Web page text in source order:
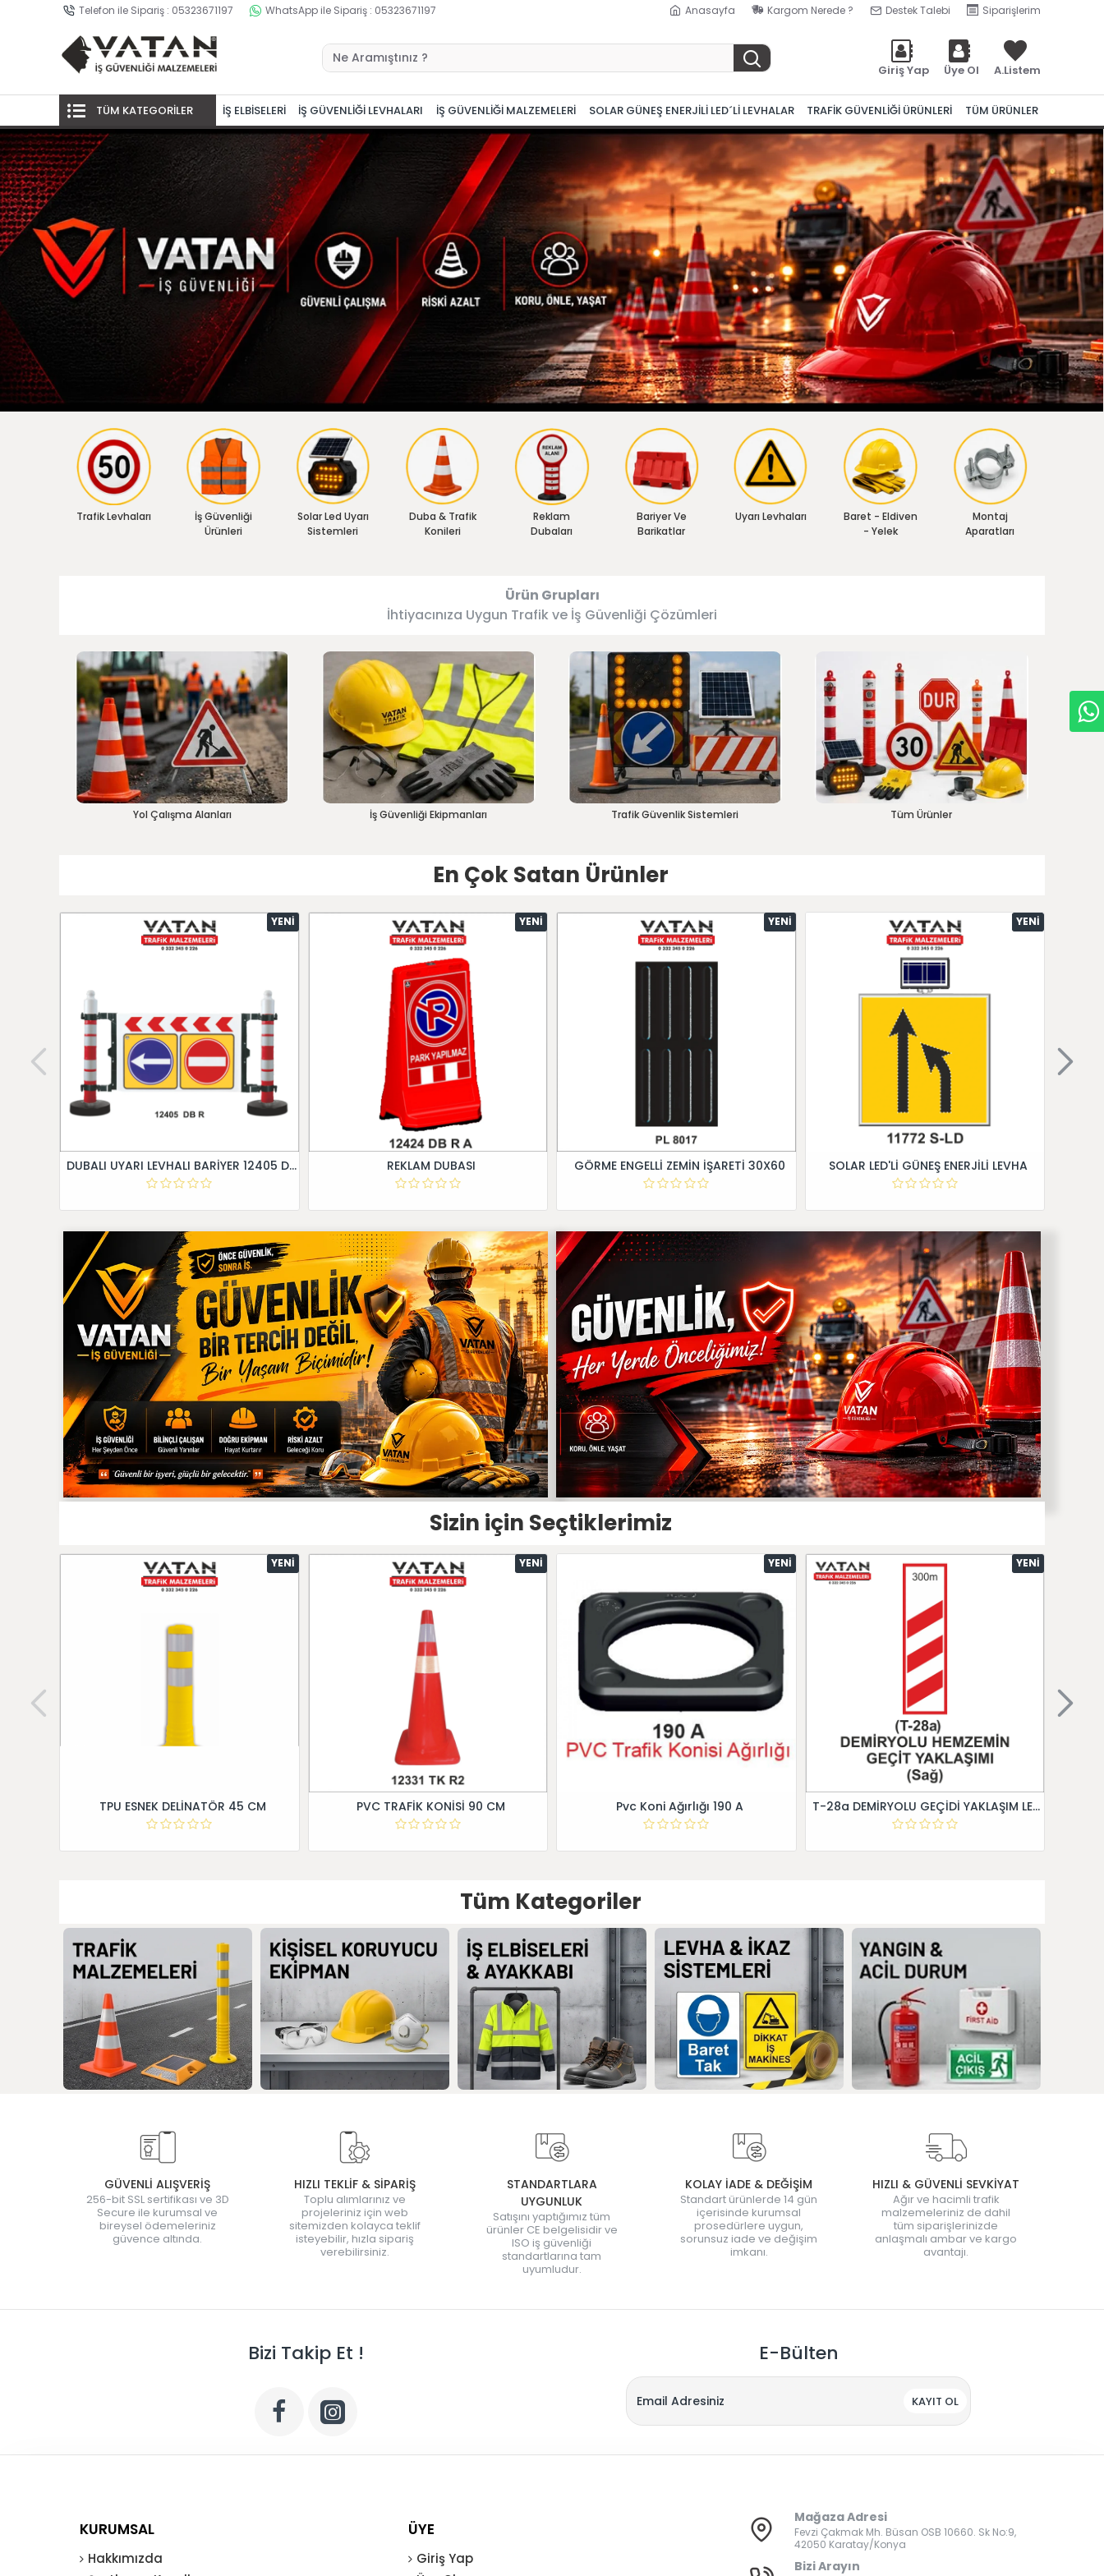
Telefon ile Sipariş : 05323671197 WhatsApp ile Sipariş : 05323671197 Anasayfa Kargom Nerede ? Destek Talebi Siparişlerim
Giriş Yap Üye Ol A.Listem
TÜM KATEGORİLER İŞ ELBİSELERİ İŞ GÜVENLİĞİ LEVHALARI İŞ GÜVENLİĞİ MALZEMELERİ SOLAR GÜNEŞ ENERJİLİ LED´Lİ LEVHALAR TRAFİK GÜVENLİĞİ ÜRÜNLERİ TÜM ÜRÜNLER
Trafik Levhaları
İş Güvenliği
Ürünleri
Solar Led Uyarı
Sistemleri
Duba & Trafik
Konileri
Reklam
Dubaları
Bariyer Ve
Barikatlar
Uyarı Levhaları
Baret - Eldiven
- Yelek
Montaj
Aparatları
Ürün Grupları
İhtiyacınıza Uygun Trafik ve İş Güvenliği Çözümleri
Yol Çalışma Alanları İş Güvenliği Ekipmanları Trafik Güvenlik Sistemleri Tüm Ürünler
En Çok Satan Ürünler
YENI
DUBALI UYARI LEVHALI BARİYER 12405 DB R
YENI
REKLAM DUBASI
YENI
GÖRME ENGELLİ ZEMİN İŞARETİ 30X60
YENI
SOLAR LED'Lİ GÜNEŞ ENERJİLİ LEVHA
Sizin için Seçtiklerimiz
YENI
TPU ESNEK DELİNATÖR 45 CM
YENI
PVC TRAFİK KONİSİ 90 CM
YENI
Pvc Koni Ağırlığı 190 A
YENI
T-28a DEMİRYOLU GEÇİDİ YAKLAŞIM LEVHALARI (Sağ)
Tüm Kategoriler
GÜVENLİ ALIŞVERİŞ
256-bit SSL sertifikası ve 3D
Secure ile kurumsal ve
bireysel ödemeleriniz
güvence altında.
HIZLI TEKLİF & SİPARİŞ
Toplu alımlarınız ve
projeleriniz için web
sitemizden kolayca teklif
isteyebilir, hızla sipariş
verebilirsiniz.
STANDARTLARA
UYGUNLUK
Satışını yaptığımız tüm
ürünler CE belgelisidir ve
ISO iş güvenliği
standartlarına tam
uyumludur.
KOLAY İADE & DEĞİŞİM
Standart ürünlerde 14 gün
içerisinde kurumsal
prosedürlere uygun,
sorunsuz iade ve değişim
imkanı.
HIZLI & GÜVENLİ SEVKİYAT
Ağır ve hacimli trafik
malzemeleriniz de dahil
tüm siparişlerinizde
anlaşmalı ambar ve kargo
avantajı.
Bizi Takip Et ! E-Bülten
KAYIT OL
KURUMSAL
Hakkımızda
ÜYE
Giriş Yap
Mağaza Adresi
Fevzi Çakmak Mh. Büsan OSB 10660. Sk No:9,
42050 Karatay/Konya
Bizi Arayın